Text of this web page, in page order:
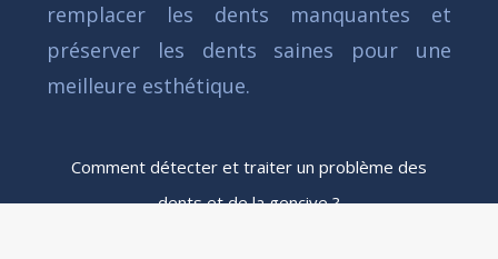
remplacer les dents manquantes et
préserver les dents saines pour une
meilleure esthétique.
Comment détecter et traiter un problème des
dents et de la gencive ?